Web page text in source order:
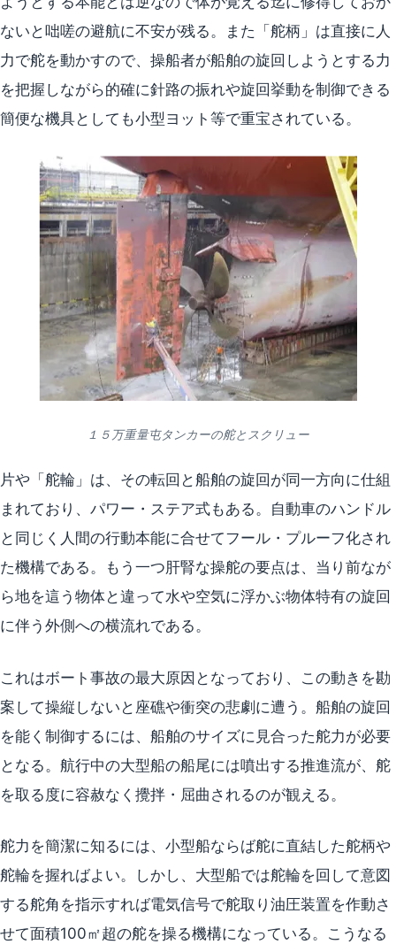
ないと咄嗟の避航に不安が残る。また「舵柄」は直接に人
力で舵を動かすので、操船者が船舶の旋回しようとする力
を把握しながら的確に針路の振れや旋回挙動を制御できる
簡便な機具としても小型ヨット等で重宝されている。
１５万重量屯タンカーの舵とスクリュー
片や「舵輪」は、その転回と船舶の旋回が同一方向に仕組
まれており、パワー・ステア式もある。自動車のハンドル
と同じく人間の行動本能に合せてフール・プルーフ化され
た機構である。もう一つ肝腎な操舵の要点は、当り前なが
ら地を這う物体と違って水や空気に浮かぶ物体特有の旋回
に伴う外側への横流れである。
これはボート事故の最大原因となっており、この動きを勘
案して操縦しないと座礁や衝突の悲劇に遭う。船舶の旋回
を能く制御するには、船舶のサイズに見合った舵力が必要
となる。航行中の大型船の船尾には噴出する推進流が、舵
を取る度に容赦なく攪拌・屈曲されるのが観える。
舵力を簡潔に知るには、小型船ならば舵に直結した舵柄や
舵輪を握ればよい。しかし、大型船では舵輪を回して意図
する舵角を指示すれば電気信号で舵取り油圧装置を作動さ
せて面積100㎡超の舵を操る機構になっている。こうなる